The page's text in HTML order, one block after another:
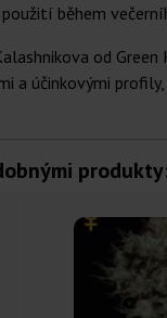
během
od
a účinkovými